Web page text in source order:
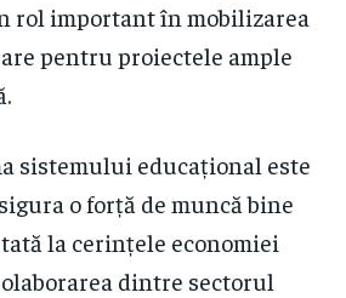
rol important în mobilizarea
pentru proiectele ample
sistemului educațional este
o forță de muncă bine
la cerințele economiei
dintre sectorul